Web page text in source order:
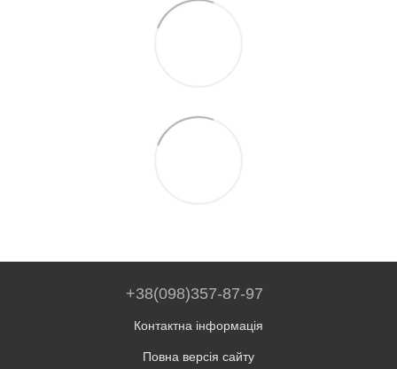
+38(098)357-87-97
Контактна інформація
Повна версія сайту